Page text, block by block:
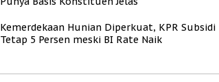
Kemerdekaan Hunian Diperkuat, KPR Subsidi
Tetap 5 Persen meski BI Rate Naik